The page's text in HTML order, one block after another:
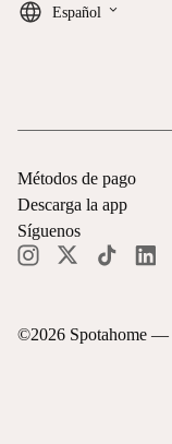
Español keyboard_arrow_down
©2026 Spotahome —
Métodos de pago
Descarga la app
Síguenos